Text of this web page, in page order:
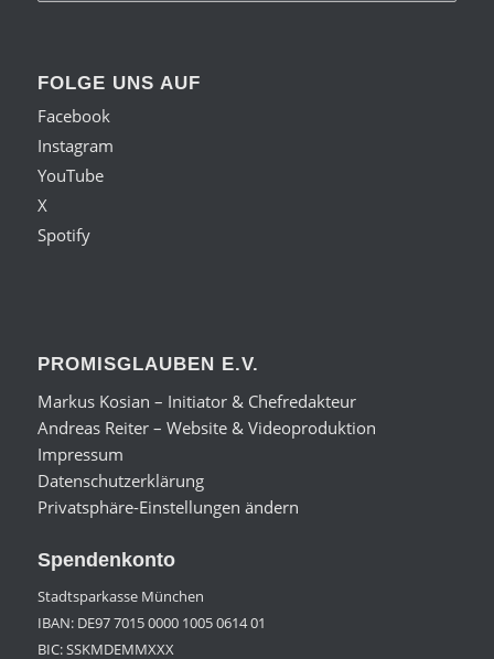
FOLGE UNS AUF
Facebook
Instagram
YouTube
X
Spotify
PROMISGLAUBEN E.V.
Markus Kosian – Initiator & Chefredakteur
Andreas Reiter – Website & Videoproduktion
Impressum
Datenschutzerklärung
Privatsphäre-Einstellungen ändern
Spendenkonto
Stadtsparkasse München
IBAN: DE97 7015 0000 1005 0614 01
BIC: SSKMDEMMXXX